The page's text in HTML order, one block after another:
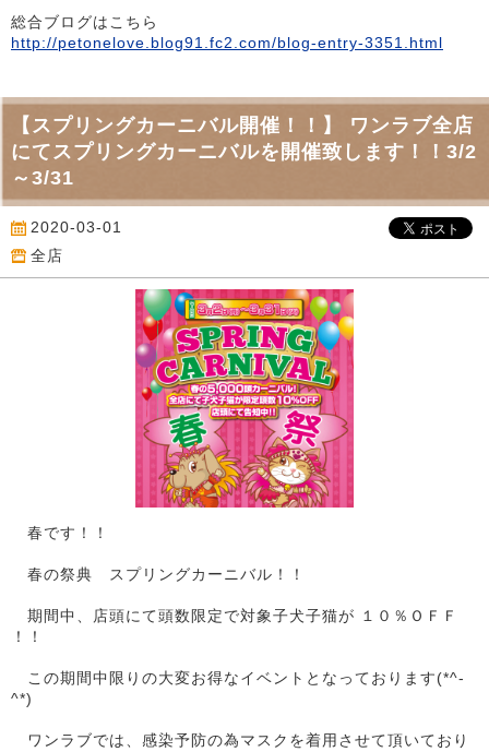
総合ブログはこちら
http://petonelove.blog91.fc2.com/blog-entry-3351.html
【スプリングカーニバル開催！！】 ワンラブ全店
にてスプリングカーニバルを開催致します！！3/2
～3/31
2020-03-01
全店
春です！！
春の祭典 スプリングカーニバル！！
期間中、店頭にて頭数限定で対象子犬子猫が １０％ＯＦＦ
！！
この期間中限りの大変お得なイベントとなっております(*^-
^*)
ワンラブでは、感染予防の為マスクを着用させて頂いており